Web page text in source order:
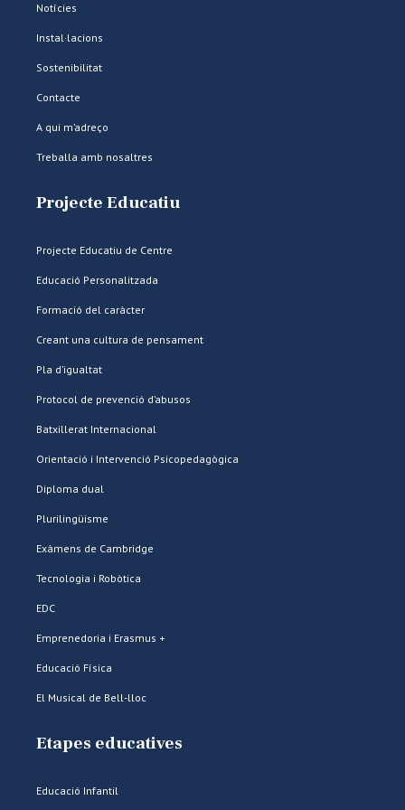
Notícies
Instal·lacions
Sostenibilitat
Contacte
A qui m’adreço
Treballa amb nosaltres
Projecte Educatiu
Projecte Educatiu de Centre
Educació Personalitzada
Formació del caràcter
Creant una cultura de pensament
Pla d’igualtat
Protocol de prevenció d’abusos
Batxillerat Internacional
Orientació i Intervenció Psicopedagògica
Diploma dual
Plurilingüisme
Exàmens de Cambridge
Tecnologia i Robòtica
EDC
Emprenedoria i Erasmus +
Educació Física
El Musical de Bell-lloc
Etapes educatives
Educació Infantil